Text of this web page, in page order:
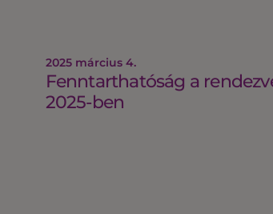
2025 március 4.
Fenntarthatóság a
2025-ben